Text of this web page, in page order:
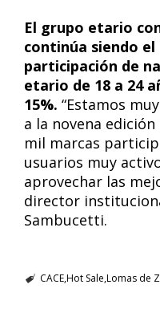
El grupo etario
continúa siendo el
participación de
etario de 18 a 24
15%. “Estamos
a la novena
mil marcas
usuarios muy
aprovechar las
director
Sambucetti.
CACEHot Sale Lomas de